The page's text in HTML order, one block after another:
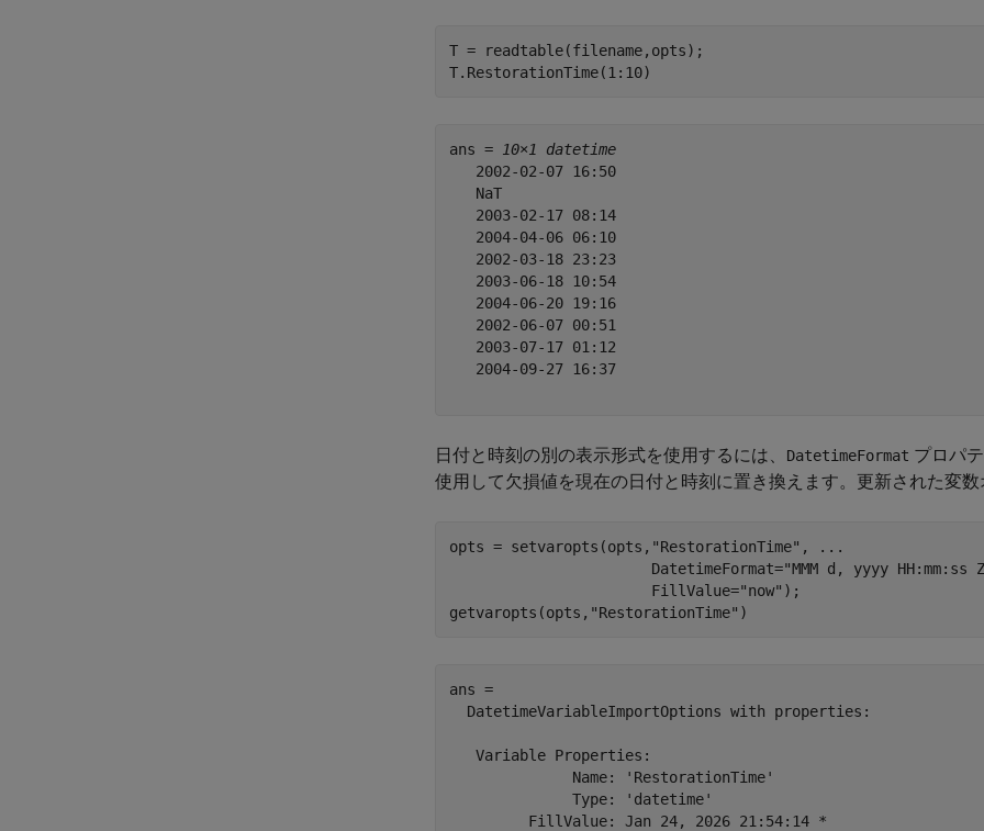
T = readtable(filename,opts);
T.RestorationTime(1:10)
ans =
10×1 datetime
   2002-02-07 16:50
   NaT
   2003-02-17 08:14
   2004-04-06 06:10
   2002-03-18 23:23
   2003-06-18 10:54
   2004-06-20 19:16
   2002-06-07 00:51
   2003-07-17 01:12
   2004-09-27 16:37
日付と時刻の別の表示形式を使用するには、 DatetimeFormat プロパ
使用して欠損値を現在の日付と時刻に置き換えます。更新された変数
opts = setvaropts(opts, "RestorationTime" ,
...
                       DatetimeFormat=
"MMM d, yyyy HH:mm:ss
                       FillValue=
"now" );
getvaropts(opts, "RestorationTime" )
ans =
  DatetimeVariableImportOptions with properties:
   Variable Properties:
              Name: 'RestorationTime'
              Type: 'datetime'
         FillValue: Jan 24, 2026 21:54:14 *